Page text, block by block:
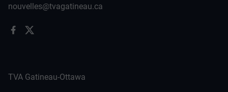
nouvelles@tvagatineau.ca
TVA Gatineau-Ottawa